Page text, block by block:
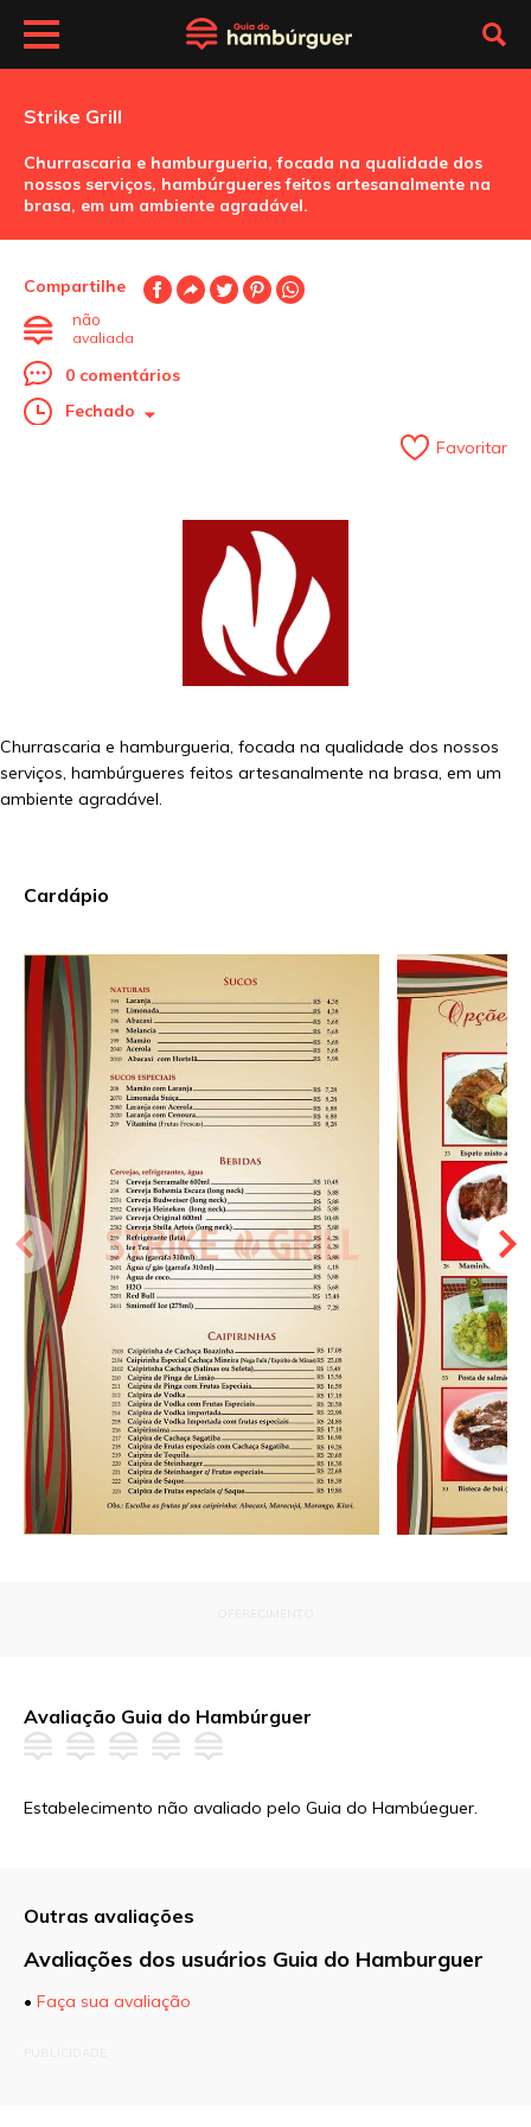
Strike Grill
Churrascaria e hamburgueria, focada na qualidade dos
nossos serviços, hambúrgueres feitos artesanalmente na
brasa, em um ambiente agradável.
Compartilhe
não
avaliada
0 comentários
Fechado
Favoritar
Churrascaria e hamburgueria, focada na qualidade dos nossos
serviços, hambúrgueres feitos artesanalmente na brasa, em um
ambiente agradável.
Cardápio
Avaliação Guia do Hambúrguer
Estabelecimento não avaliado pelo Guia do Hambúeguer.
Outras avaliações
Avaliações dos usuários Guia do Hamburguer
• Faça sua avaliação